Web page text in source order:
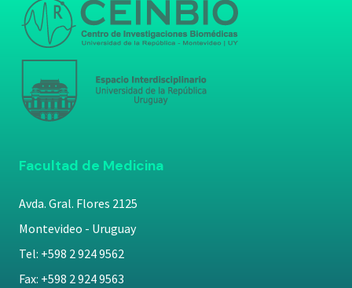
Facultad de Medicina
Avda. Gral. Flores 2125
Montevideo - Uruguay
Tel: +598 2 924 9562
Fax: +598 2 924 9563